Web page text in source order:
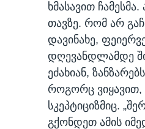
ხმასავით
თავზე. რომ არ
დავინახე,
დღევანდლამდე
ეძახიან,
როგორც ვიყავით,
სკეპტიციზმიც.
გქონდეთ ამის